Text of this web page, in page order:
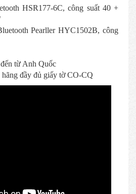
HSR177-6C, công suất 40 +
Pearller HYC1502B, công
từ Anh Quốc
đầy đủ giấy tờ CO-CQ